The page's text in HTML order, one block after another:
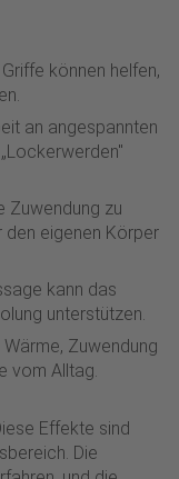
können helfen,
an angespannten
Zuwendung zu
den eigenen Körper
kann das
unterstützen.
Zuwendung
vom Alltag.
Effekte sind
Die